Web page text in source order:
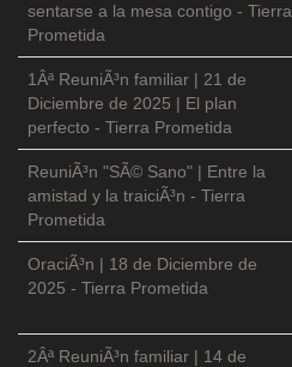
sentarse a la mesa contigo - Tierra
Prometida
1Âª ReuniÃ³n familiar | 21 de
Diciembre de 2025 | El plan
perfecto - Tierra Prometida
ReuniÃ³n "SÃ© Sano" | Entre la
amistad y la traiciÃ³n - Tierra
Prometida
OraciÃ³n | 18 de Diciembre de
2025 - Tierra Prometida
2Âª ReuniÃ³n familiar | 14 de